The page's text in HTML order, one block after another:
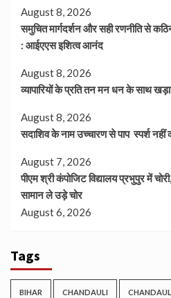
August 8, 2026
समुचित मार्गदर्शन और सही रणनीति से
: आईएएस इशित्व आनंद
August 8, 2026
व्यापारियों के प्रति तन मन धन के साथ
August 8, 2026
सदाशिव के नाम उच्चारण से पाप स्पर्श
August 7, 2026
पीएम श्री कंपोजिट विद्यालय प्रभुपुर में
सामान ले उड़े चोर
August 6, 2026
Tags
BIHAR CHANDAULI